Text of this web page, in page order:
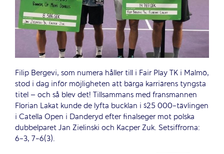
Filip Bergevi, som numera håller till i Fair Play TK i Malmö,
stod i dag inför möjligheten att bärga karriärens tyngsta
titel – och så blev det! Tillsammans med fransmannen
Florian Lakat kunde de lyfta bucklan i $25 000-tävlingen
i Catella Open i Danderyd efter finalseger mot polska
dubbelparet Jan Zielinski och Kacper Zuk. Setsiffrorna:
6-3, 7-6(3).